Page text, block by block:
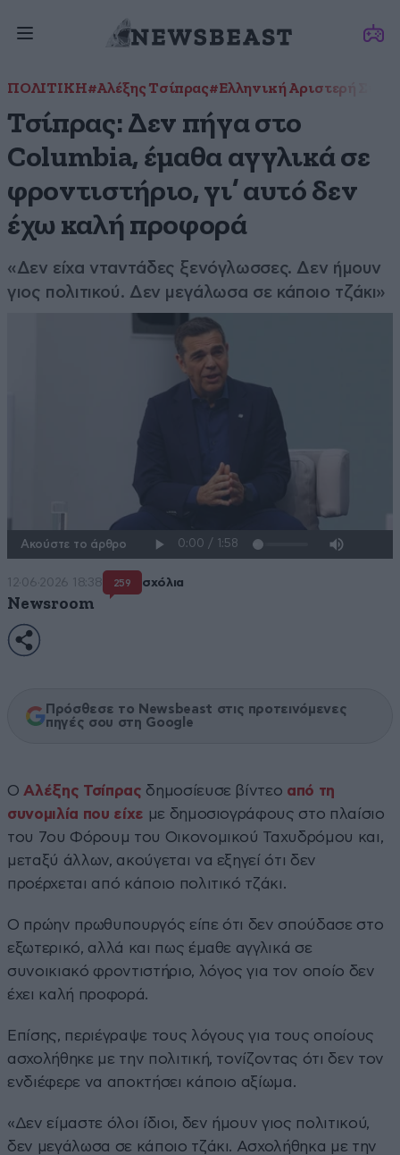
ΠΟΛΙΤΙΚΗ#Αλέξης Τσίπρας#Ελληνική Αριστερή
Τσίπρας: Δεν πήγα στο
Columbia, έμαθα αγγλικά σε
φροντιστήριο, γι’ αυτό δεν
έχω καλή προφορά
«Δεν είχα νταντάδες ξενόγλωσσες. Δεν ήμουν
γιος πολιτικού. Δεν μεγάλωσα σε κάποιο τζάκι»
Ακούστε το άρθρο
12·06·2026 18:38 259 σχόλια
Newsroom
Πρόσθεσε το Newsbeast στις προτεινόμενες
πηγές σου στη Google
Ο Αλέξης Τσίπρας δημοσίευσε βίντεο από τη
συνομιλία που είχε με δημοσιογράφους στο πλαίσιο
του 7ου Φόρουμ του Οικονομικού Ταχυδρόμου και,
μεταξύ άλλων, ακούγεται να εξηγεί ότι δεν
προέρχεται από κάποιο πολιτικό τζάκι.
Ο πρώην πρωθυπουργός είπε ότι δεν σπούδασε στο
εξωτερικό, αλλά και πως έμαθε αγγλικά σε
συνοικιακό φροντιστήριο, λόγος για τον οποίο δεν
έχει καλή προφορά.
Επίσης, περιέγραψε τους λόγους για τους οποίους
ασχολήθηκε με την πολιτική, τονίζοντας ότι δεν τον
ενδιέφερε να αποκτήσει κάποιο αξίωμα.
«Δεν είμαστε όλοι ίδιοι, δεν ήμουν γιος πολιτικού,
δεν μεγάλωσα σε κάποιο τζάκι. Ασχολήθηκα με την